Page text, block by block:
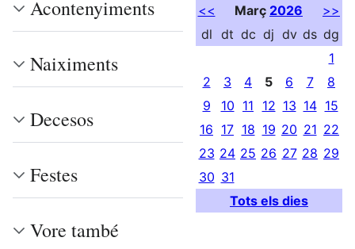
<< Març 2026
>>
dl dt dc dj dv ds dg
1
2
3 4 5 6 7
8
9
10 11 12 13 14 15
16 17 18 19 20 21 22
23 24 25 26 27 28 29
30 31
Tots els dies
Acontenyiments
Naiximents
Decesos
Festes
Vore també